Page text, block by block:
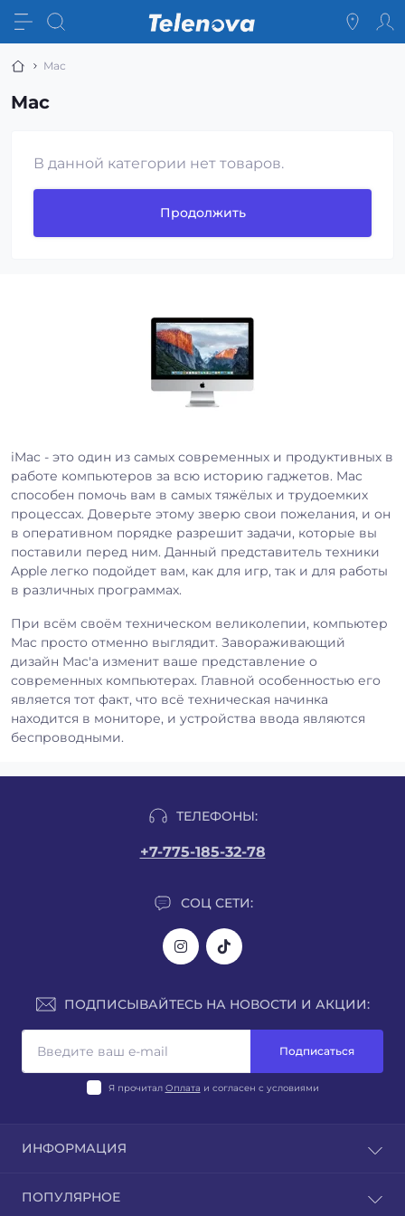
Mac
Mac
В данной категории нет товаров.
Продолжить
iMac - это один из самых современных и продуктивных в
работе компьютеров за всю историю гаджетов. Mac
способен помочь вам в самых тяжёлых и трудоемких
процессах. Доверьте этому зверю свои пожелания, и он
в оперативном порядке разрешит задачи, которые вы
поставили перед ним. Данный представитель техники
Apple легко подойдет вам, как для игр, так и для работы
в различных программах.
При всём своём техническом великолепии, компьютер
Mac просто отменно выглядит. Завораживающий
дизайн Mac'а изменит ваше представление о
современных компьютерах. Главной особенностью его
является тот факт, что всё техническая начинка
находится в мониторе, и устройства ввода являются
беспроводными.
ТЕЛЕФОНЫ:
+7-775-185-32-78
СОЦ СЕТИ:
ПОДПИСЫВАЙТЕСЬ НА НОВОСТИ И АКЦИИ:
Подписаться
Я прочитал Оплата и согласен с условиями
ИНФОРМАЦИЯ
Отзывы
ПОПУЛЯРНОЕ